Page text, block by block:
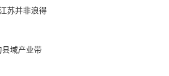
苏并非浪得
域产业带